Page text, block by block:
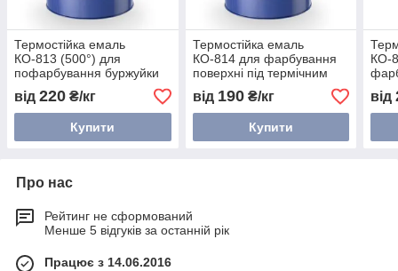
Термостійка емаль
КО-813 (500°) для
пофарбування буржуйки
від 220 ₴/кг
Купити
Термостійка емаль
КО-814 для фарбування
поверхні під термічним
від 190₴/кг
Купити
КО-
від
Про нас
Рейтинг не сформований
Менше 5 відгуків за останній рік
Працює з 14.06.2016